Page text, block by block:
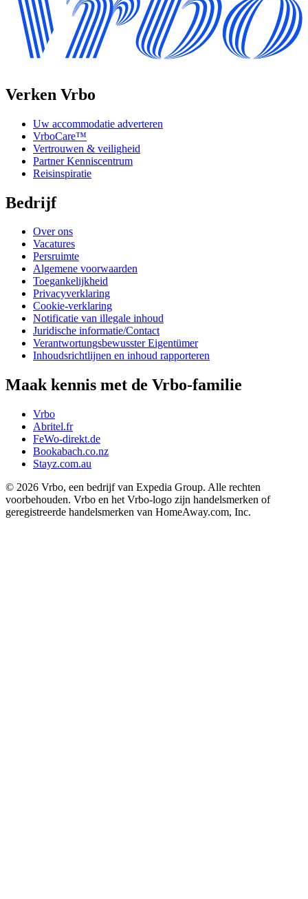
Verken Vrbo
Uw accommodatie adverteren
VrboCare™
Vertrouwen & veiligheid
Partner Kenniscentrum
Reisinspiratie
Bedrijf
Over ons
Vacatures
Persruimte
Algemene voorwaarden
Toegankelijkheid
Privacyverklaring
Cookie-verklaring
Notificatie van illegale inhoud
Juridische informatie/Contact
Verantwortungsbewusster Eigentümer
Inhoudsrichtlijnen en inhoud rapporteren
Maak kennis met de Vrbo-familie
Vrbo
Abritel.fr
FeWo-direkt.de
Bookabach.co.nz
Stayz.com.au
© 2026 Vrbo, een bedrijf van Expedia Group. Alle rechten
voorbehouden. Vrbo en het Vrbo-logo zijn handelsmerken of
geregistreerde handelsmerken van HomeAway.com, Inc.